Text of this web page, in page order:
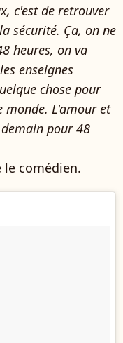
c'est de retrouver
sécurité. Ça, on ne
heures, on va
enseignes
chose pour
monde. L'amour et
pour 48
le comédien.